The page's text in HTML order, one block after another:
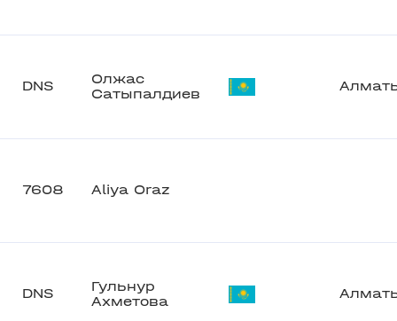
DNS
Олжас
Сатыпалдиев
7608 Aliya Oraz
DNS
Гульнур
Ахметова